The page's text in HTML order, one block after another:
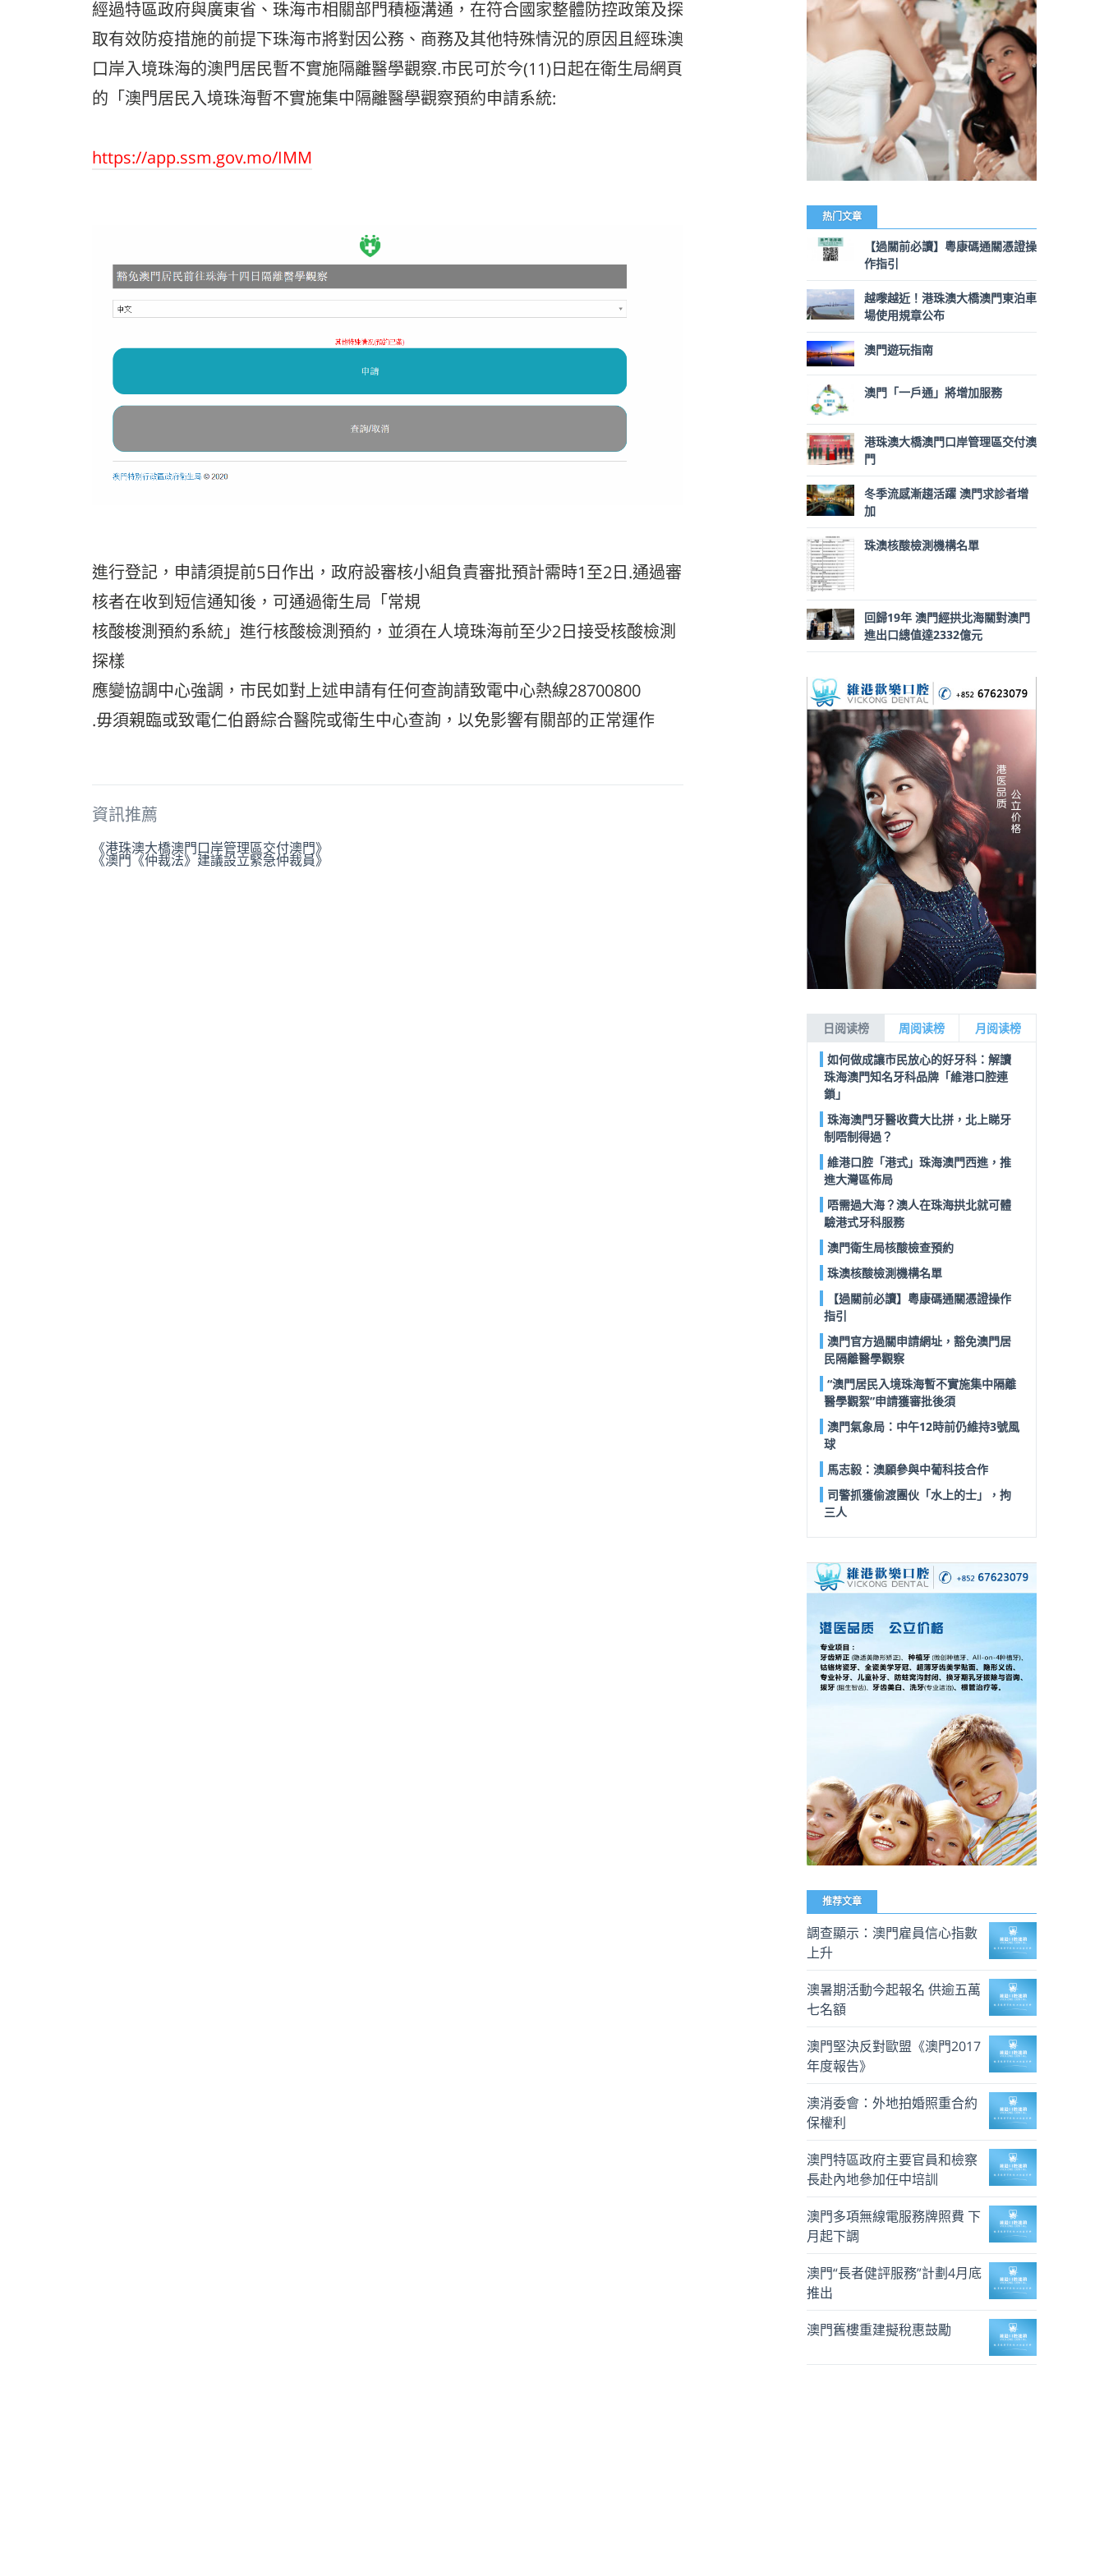
經過特區政府與廣東省、珠海市相關部門積極溝通，在符合國家整體防控政策及探
取有效防疫措施的前提下珠海市將對因公務、商務及其他特殊情況的原因且經珠澳
口岸入境珠海的澳門居民暫不實施隔離醫學觀察.市民可於今(11)日起在衛生局網頁
的「澳門居民入境珠海暫不實施集中隔離醫學觀察預約申請系統:
https://app.ssm.gov.mo/IMM
進行登記，申請須提前5日作出，政府設審核小組負責審批預計需時1至2日.通過審
核者在收到短信通知後，可通過衛生局「常規
核酸梭測預約系統」進行核酸檢測預約，並須在人境珠海前至少2日接受核酸檢測
探樣
應變協調中心強調，市民如對上述申請有任何查詢請致電中心熱線28700800
.毋須親臨或致電仁伯爵綜合醫院或衛生中心查詢，以免影響有關部的正常運作
資訊推薦
《港珠澳大橋澳門口岸管理區交付澳門》
《澳門《仲裁法》建議設立緊急仲裁員》
热门文章
【過關前必讀】粵康碼通關憑證操
作指引
越嚟越近！港珠澳大橋澳門東泊車
場使用規章公布
澳門遊玩指南
澳門「一戶通」將增加服務
港珠澳大橋澳門口岸管理區交付澳
門
冬季流感漸趨活躍 澳門求診者增
加
珠澳核酸檢測機構名單
回歸19年 澳門經拱北海關對澳門
進出口總值達2332億元
日阅读榜 周阅读榜
月阅读榜
如何做成讓市民放心的好牙科：解讀
珠海澳門知名牙科品牌「維港口腔連
鎖」
珠海澳門牙醫收費大比拼，北上睇牙
制唔制得過？
維港口腔「港式」珠海澳門西進，推
進大灣區佈局
唔需過大海？澳人在珠海拱北就可體
驗港式牙科服務
澳門衛生局核酸檢查預約
珠澳核酸檢測機構名單
【過關前必讀】粵康碼通關憑證操作
指引
澳門官方過關申請網址，豁免澳門居
民隔離醫學觀察
“澳門居民入境珠海暫不實施集中隔離
醫學觀絮”申請獲審批後須
澳門氣象局：中午12時前仍維持3號風
球
馬志毅：澳願參與中葡科技合作
司警抓獲偷渡團伙「水上的士」，拘
三人
推荐文章
調查顯示：澳門雇員信心指數
上升
澳暑期活動今起報名 供逾五萬
七名額
澳門堅決反對歐盟《澳門2017
年度報告》
澳消委會：外地拍婚照重合約
保權利
澳門特區政府主要官員和檢察
長赴內地參加任中培訓
澳門多項無線電服務牌照費 下
月起下調
澳門“長者健評服務”計劃4月底
推出
澳門舊樓重建擬稅惠鼓勵